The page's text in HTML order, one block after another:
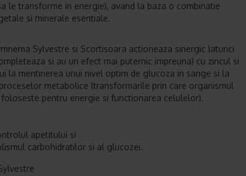
le transforme in energie), avand la baza o combinatie
si minerale esentiale.
Sylvestre si Scortisoara actioneaza sinergic )atunci
si au un efect mai puternic impreuna) cu zincul si
la mentinerea unui nivel optim de glucoza in sange si la
metabolice (transformarile prin care organismul
pentru energie si functionarea celulelor).
apetitului si
carbohidratilor si al glucozei.